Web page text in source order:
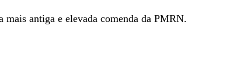
antiga e elevada comenda da PMRN.